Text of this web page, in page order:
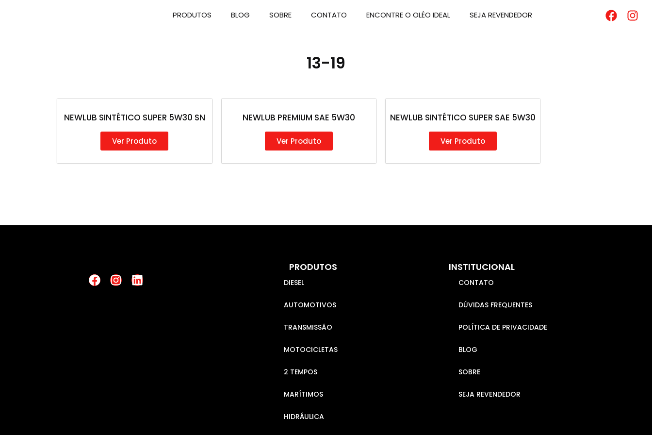
PRODUTOS BLOG SOBRE CONTATO ENCONTRE O OLÉO IDEAL SEJA REVENDEDOR
13-19
NEWLUB SINTÉTICO SUPER 5W30 SN
Ver Produto
NEWLUB PREMIUM SAE 5W30
Ver Produto
NEWLUB SINTÉTICO SUPER SAE 5W30
Ver Produto
PRODUTOS
DIESEL
AUTOMOTIVOS
TRANSMISSÃO
MOTOCICLETAS
2 TEMPOS
MARÍTIMOS
HIDRÁULICA
INSTITUCIONAL
CONTATO
DÚVIDAS FREQUENTES
POLÍTICA DE PRIVACIDADE
BLOG
SOBRE
SEJA REVENDEDOR